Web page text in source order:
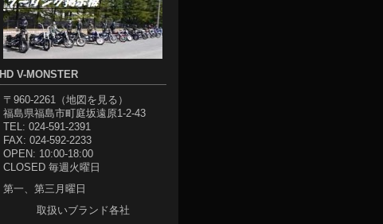
HD V-MONSTER
〒960-2261（地図を見る ）
福島県福島市町庭坂遠原1-2-43
TEL: 024-591-2391
FAX: 024-592-2233
OPEN: 10:00-18:00
CLOSED 毎週火曜日
第一、第三月曜日
取扱いブランド各社